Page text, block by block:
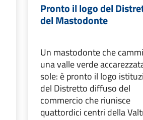
Pronto il logo del
del Mastodonte
Un mastodonte che
una valle verde
sole: è pronto il logo
del Distretto diffuso del
commercio che riunisce
quattordici centri della